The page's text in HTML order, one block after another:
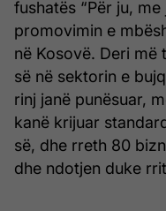
fushatës “Për ju,
promovimin e
në Kosovë. Deri më
së në sektorin e
rinj janë punësuar,
kanë krijuar
së, dhe rreth 80
dhe ndotjen duke